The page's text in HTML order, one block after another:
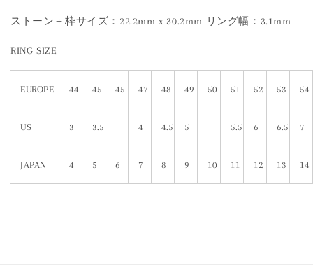
ストーン＋枠サイズ：22.2mm x 30.2mm リング幅：3.1mm
RING SIZE
EUROPE 44 45 45 47 48 49 50 51 52 53 54
US 3 3.5 4 4.5 5 5.5 6 6.5 7
JAPAN 4 5 6 7 8 9 10 11 12 13 14